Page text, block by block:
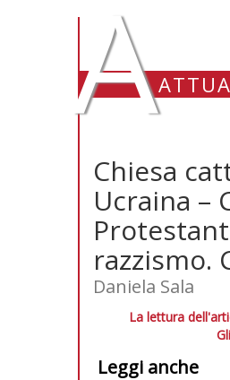
A
Chiesa
Ucraina –
razzismo.
Daniela Sala
La lettura
Leggi anche